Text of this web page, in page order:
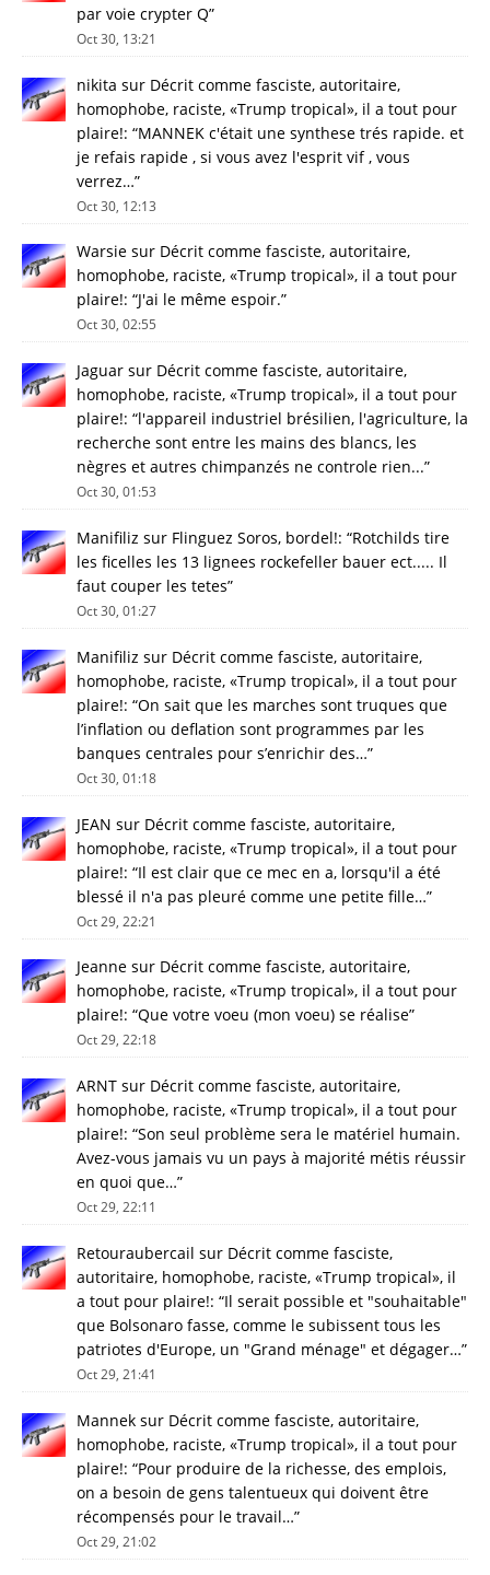
par voie crypter Q”
Oct 30, 13:21
nikita sur Décrit comme fasciste, autoritaire,
homophobe, raciste, «Trump tropical», il a tout pour
plaire!: “MANNEK c'était une synthese trés rapide. et
je refais rapide , si vous avez l'esprit vif , vous
verrez…”
Oct 30, 12:13
Warsie sur Décrit comme fasciste, autoritaire,
homophobe, raciste, «Trump tropical», il a tout pour
plaire!: “J'ai le même espoir.”
Oct 30, 02:55
Jaguar sur Décrit comme fasciste, autoritaire,
homophobe, raciste, «Trump tropical», il a tout pour
plaire!: “l'appareil industriel brésilien, l'agriculture, la
recherche sont entre les mains des blancs, les
nègres et autres chimpanzés ne controle rien...”
Oct 30, 01:53
Manifiliz sur Flinguez Soros, bordel!: “Rotchilds tire
les ficelles les 13 lignees rockefeller bauer ect..... Il
faut couper les tetes”
Oct 30, 01:27
Manifiliz sur Décrit comme fasciste, autoritaire,
homophobe, raciste, «Trump tropical», il a tout pour
plaire!: “On sait que les marches sont truques que
l’inflation ou deflation sont programmes par les
banques centrales pour s’enrichir des…”
Oct 30, 01:18
JEAN sur Décrit comme fasciste, autoritaire,
homophobe, raciste, «Trump tropical», il a tout pour
plaire!: “Il est clair que ce mec en a, lorsqu'il a été
blessé il n'a pas pleuré comme une petite fille…”
Oct 29, 22:21
Jeanne sur Décrit comme fasciste, autoritaire,
homophobe, raciste, «Trump tropical», il a tout pour
plaire!: “Que votre voeu (mon voeu) se réalise”
Oct 29, 22:18
ARNT sur Décrit comme fasciste, autoritaire,
homophobe, raciste, «Trump tropical», il a tout pour
plaire!: “Son seul problème sera le matériel humain.
Avez-vous jamais vu un pays à majorité métis réussir
en quoi que…”
Oct 29, 22:11
Retouraubercail sur Décrit comme fasciste,
autoritaire, homophobe, raciste, «Trump tropical», il
a tout pour plaire!: “Il serait possible et "souhaitable"
que Bolsonaro fasse, comme le subissent tous les
patriotes d'Europe, un "Grand ménage" et dégager…”
Oct 29, 21:41
Mannek sur Décrit comme fasciste, autoritaire,
homophobe, raciste, «Trump tropical», il a tout pour
plaire!: “Pour produire de la richesse, des emplois,
on a besoin de gens talentueux qui doivent être
récompensés pour le travail…”
Oct 29, 21:02